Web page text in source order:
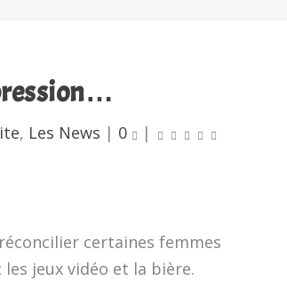
, Les News | 0 |
certaines femmes
jeux vidéo et la bière.